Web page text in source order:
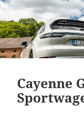
Cayenne